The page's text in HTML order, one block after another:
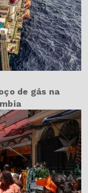
de gás na